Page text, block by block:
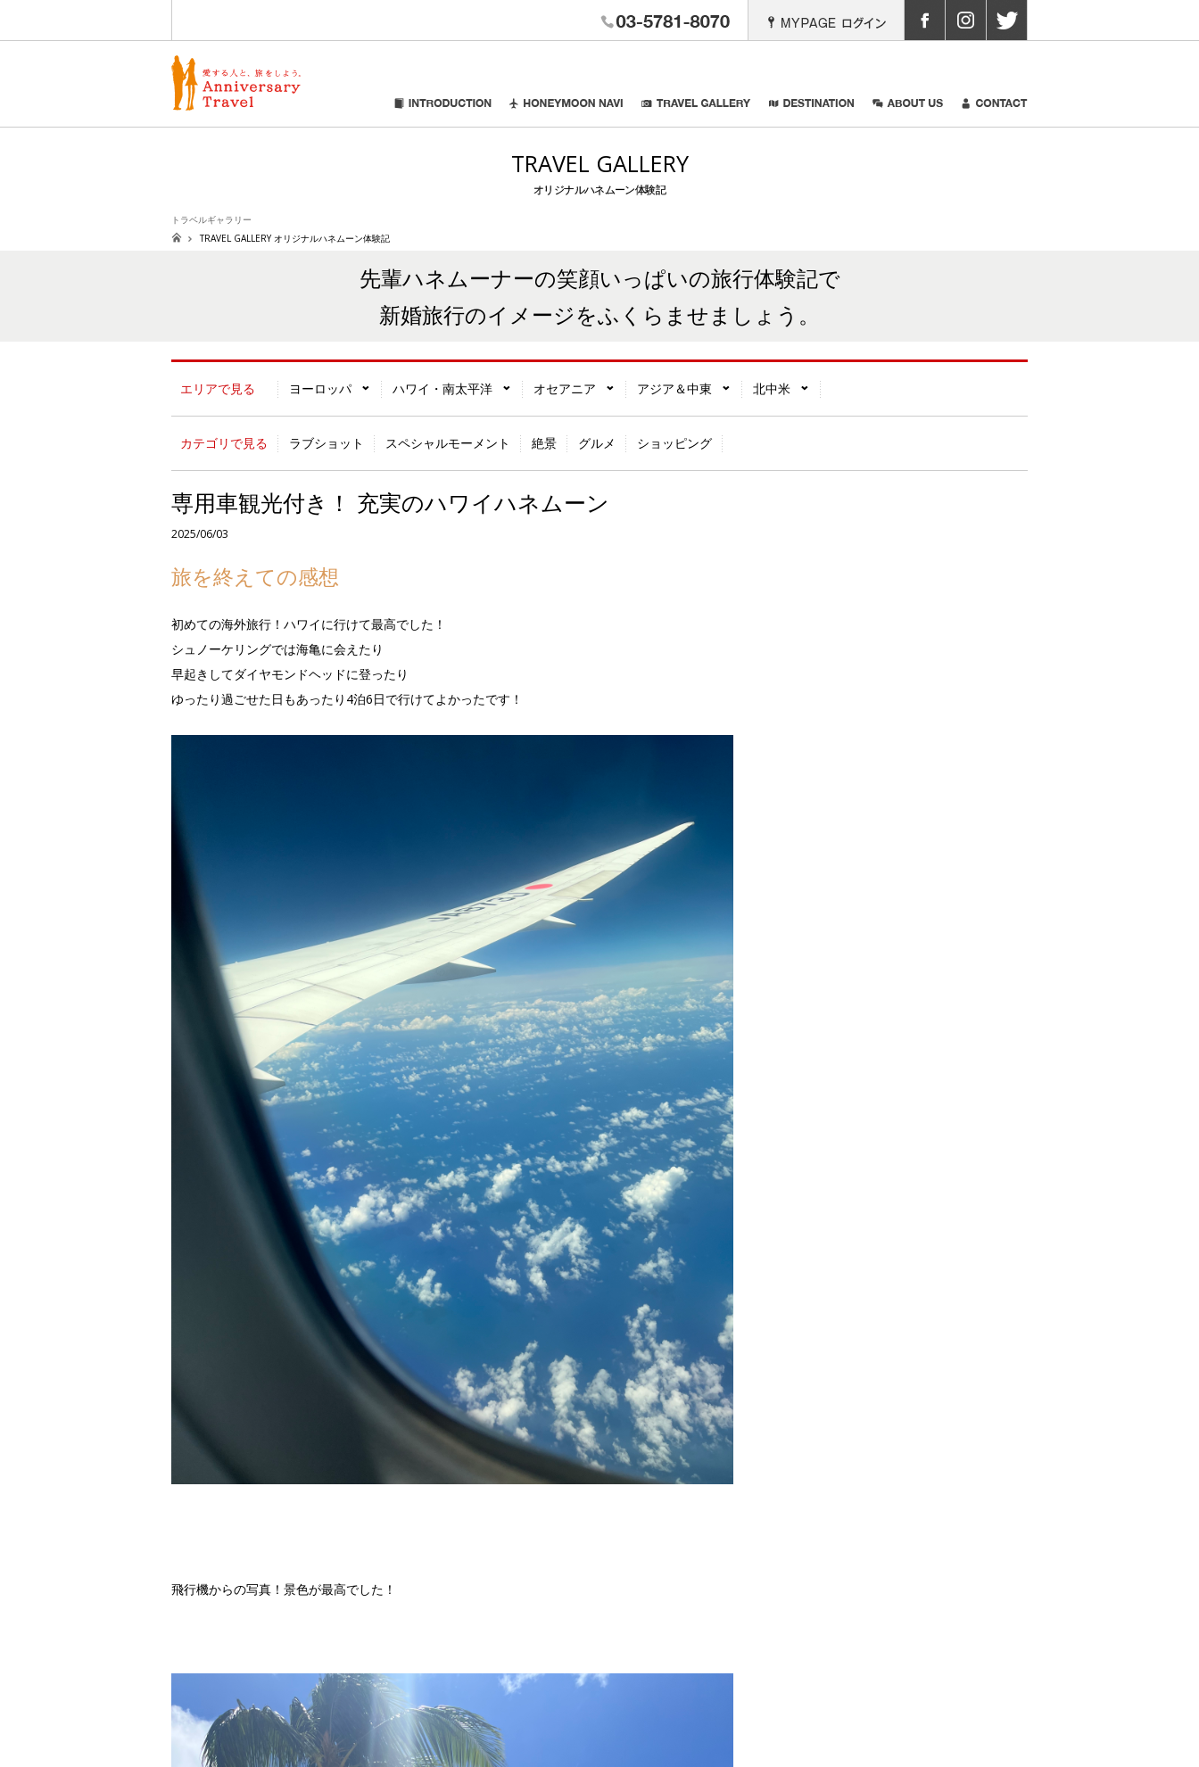
INTRODUCTION HONEYMOON NAVI TRAVEL GALLERY DISTINATION ABOUT US
TRAVEL GALLERY
オリジナルハネムーン体験記
トラベルギャラリー
TRAVEL GALLERY オリジナルハネムーン体験記
先輩ハネムーナーの笑顔いっぱいの旅行体験記で
新婚旅行のイメージをふくらませましょう。
エリアで見る ヨーロッパ ハワイ・南太平洋 オセアニア アジア＆中東 北中米
カテゴリで見る ラブショット スペシャルモーメント 絶景 グルメ ショッピング
専用車観光付き！ 充実のハワイハネムーン
2025/06/03
旅を終えての感想
初めての海外旅行！ハワイに行けて最高でした！
シュノーケリングでは海亀に会えたり
早起きしてダイヤモンドヘッドに登ったり
ゆったり過ごせた日もあったり4泊6日で行けてよかったです！
飛行機からの写真！景色が最高でした！